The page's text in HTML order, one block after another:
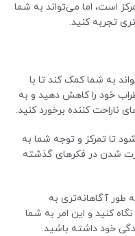
است، اما می‌تواند به شما
تجربه کنید.
به شما کمک کند تا با
خود را کاهش دهید و به
کننده برخورد کنید.
تا تمرکز و توجه شما به
شدن در فکرهای گذشته
طور آگاهانه‌تری به
کنید و این امر به شما
خود داشته باشید.